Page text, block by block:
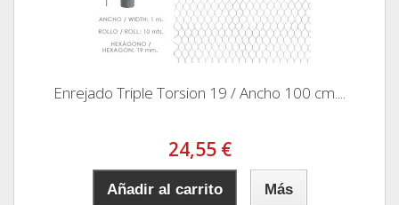
Enrejado Triple Torsion 19 / Ancho 100 cm....
24,55 €
Añadir al carrito Más